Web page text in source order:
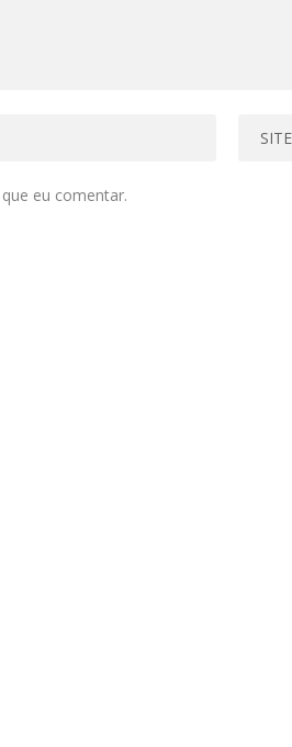
eu comentar.